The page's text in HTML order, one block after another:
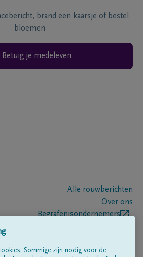
brand een kaarsje of bestel
bloemen
Betuig je medeleven
Alle rouwberichten
Over ons
Begrafenisondernemers
Sommige zijn nodig voor de